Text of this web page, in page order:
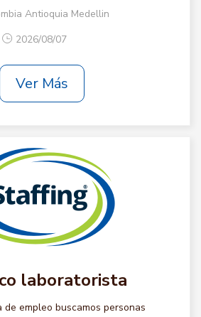
Antioquia Medellin
2026/08/07
Ver Más
laboratorista
de empleo buscamos personas